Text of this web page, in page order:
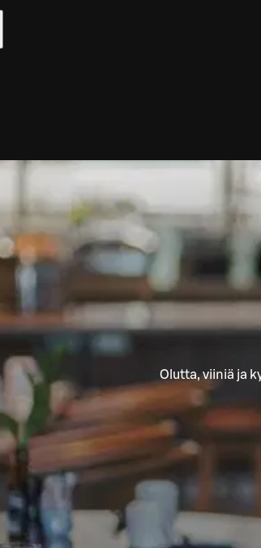
Olutta, viiniä ja